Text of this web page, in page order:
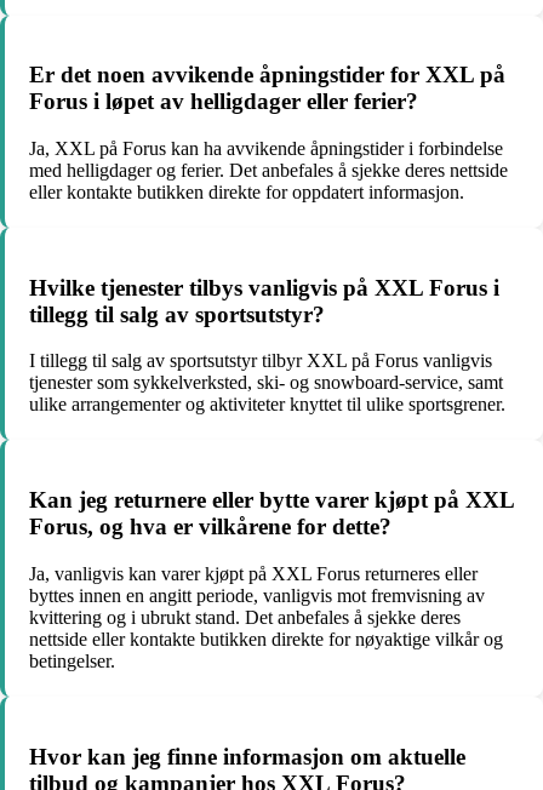
Er det noen avvikende åpningstider for XXL på
Forus i løpet av helligdager eller ferier?
Ja, XXL på Forus kan ha avvikende åpningstider i forbindelse
med helligdager og ferier. Det anbefales å sjekke deres nettside
eller kontakte butikken direkte for oppdatert informasjon.
Hvilke tjenester tilbys vanligvis på XXL Forus i
tillegg til salg av sportsutstyr?
I tillegg til salg av sportsutstyr tilbyr XXL på Forus vanligvis
tjenester som sykkelverksted, ski- og snowboard-service, samt
ulike arrangementer og aktiviteter knyttet til ulike sportsgrener.
Kan jeg returnere eller bytte varer kjøpt på XXL
Forus, og hva er vilkårene for dette?
Ja, vanligvis kan varer kjøpt på XXL Forus returneres eller
byttes innen en angitt periode, vanligvis mot fremvisning av
kvittering og i ubrukt stand. Det anbefales å sjekke deres
nettside eller kontakte butikken direkte for nøyaktige vilkår og
betingelser.
Hvor kan jeg finne informasjon om aktuelle
tilbud og kampanjer hos XXL Forus?